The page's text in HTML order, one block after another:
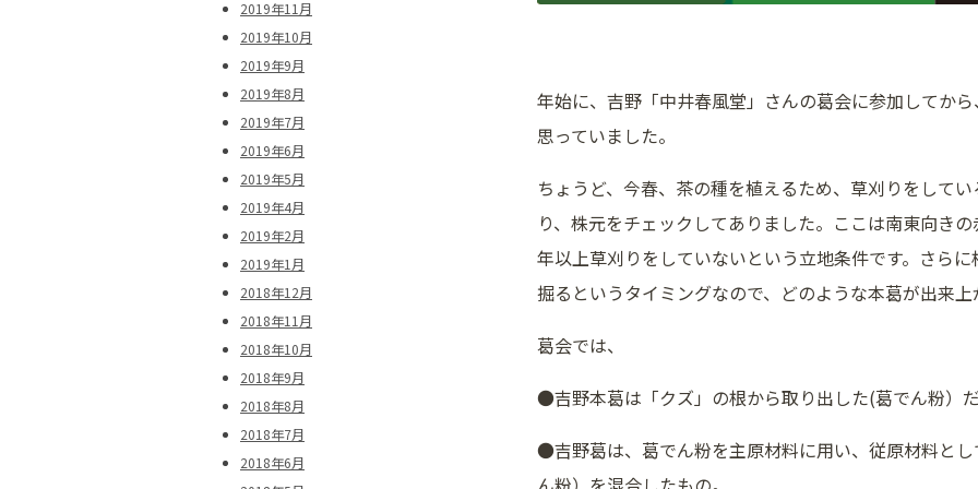
2019年11月
2019年10月
2019年9月
2019年8月
2019年7月
2019年6月
2019年5月
2019年4月
2019年2月
2019年1月
2018年12月
2018年11月
2018年10月
2018年9月
2018年8月
2018年7月
2018年6月
年始に、吉野「中井春風堂」さんの葛会に参加してか
思っていました。
ちょうど、今春、茶の種を植えるため、草刈りをして
り、株元をチェックしてありました。ここは南東向き
年以上草刈りをしていないという立地条件です。さら
掘るというタイミングなので、どのような本葛が出来
葛会では、
●吉野本葛は「クズ」の根から取り出した(葛でん粉）
●吉野葛は、葛でん粉を主原材料に用い、従原材料と